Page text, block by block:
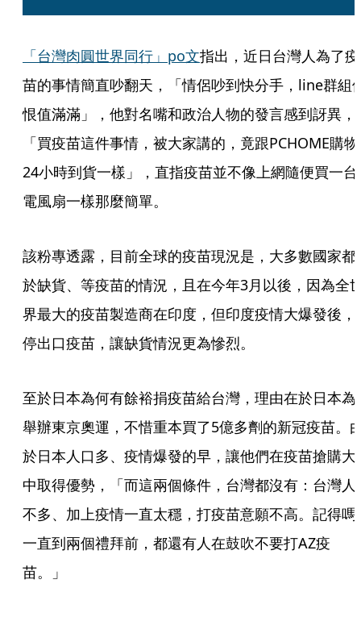
「台灣肉圓世界同行」po文指出，近日台灣人為了疫
苗的事情簡直吵翻天，「情侶吵到快分手，line群組
恨值滿滿」，他對名嘴和政治人物的發言感到訝異，
「買疫苗這件事情，被大家講的，竟跟PCHOME購物
24小時到貨一樣」，直指疫苗並不像上網隨便買一台
電風扇一樣那麼簡單。
該粉專透露，目前全球的疫苗現況是，大多數國家都
於缺貨、等疫苗的情況，且在今年3月以後，因為全
界最大的疫苗製造商在印度，但印度疫情大爆發後，
停出口疫苗，讓缺貨情況更為慘烈。
至於日本為何有餘裕捐疫苗給台灣，理由在於日本為
舉辦東京奧運，不惜重本買了5億多劑的新冠疫苗。
於日本人口多、疫情爆發的早，讓他們在疫苗搶購大
中取得優勢，「而這兩個條件，台灣都沒有：台灣人
不多、加上疫情一直太穩，打疫苗意願不高。記得嗎
一直到兩個禮拜前，都還有人在鼓吹不要打AZ疫
苗。」